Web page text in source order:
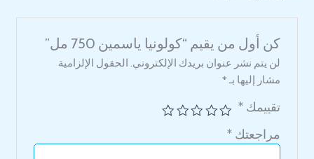
كن أول من يقيم “كولونيا ياسمين 750 مل”
لن يتم نشر عنوان بريدك الإلكتروني. الحقول الإلزامية
مشار إليها بـ *
تقييمك*
مراجعتك*